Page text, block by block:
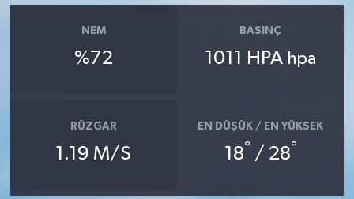
NEM
%72
BASINÇ
1011 HPA hpa
RÜZGAR
1.19 M/S
EN DÜŞÜK / EN YÜKSEK
18° / 28°
Yaşam